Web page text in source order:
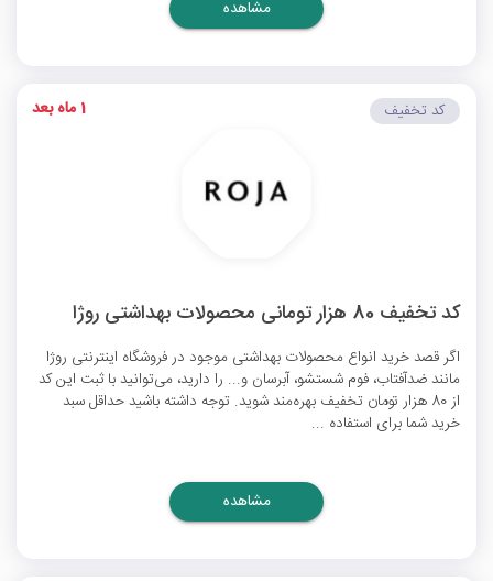
مشاهده
کد تخفیف 80 هزار تومانی محصولات بهداشتی روژا
اگر قصد خرید انواع محصولات بهداشتی موجود در فروشگاه اینترنتی روژا
مانند ضدآفتاب، فوم شستشو، آبرسان و... را دارید، می‌توانید با ثبت این کد
از 80 هزار تومان تخفیف بهره‌مند شوید. توجه داشته باشید حداقل سبد
خرید شما برای استفاده ...
کد تخفیف 1 ماه بعد
مشاهده